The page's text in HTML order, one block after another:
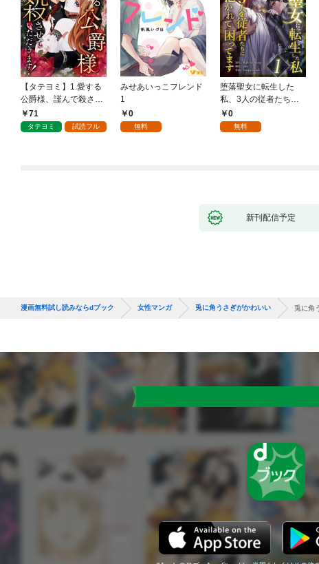
【タテヨミ】1.愛する
公爵様、謹んで殺させ
ていただきます！
71
タテヨミ 試読フル
みせあいっこフレンド
1
0
無料
堕落聖女に転生した
私、3人の従者たちに
抱かれて困ってます 第
1話
0
無料
新刊配信予定
漫画無料試し読みならdブック 女性マンガ 兎に角うさぎがかわいい 兎に角